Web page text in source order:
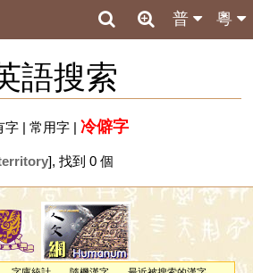
粵
普
語搜索
字| 常用字| 冷僻字
], 找到 0 個